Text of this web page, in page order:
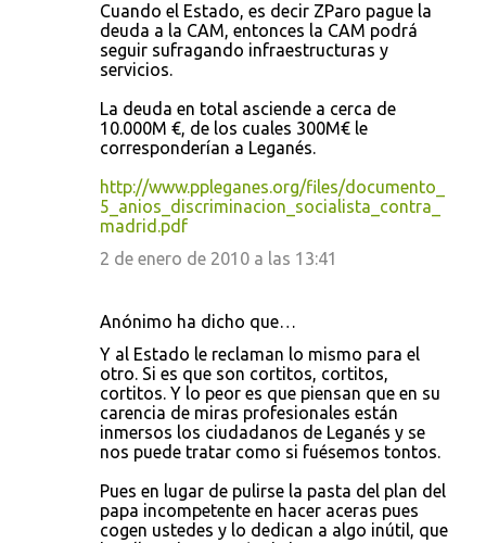
Cuando el Estado, es decir ZParo pague la
deuda a la CAM, entonces la CAM podrá
seguir sufragando infraestructuras y
servicios.
La deuda en total asciende a cerca de
10.000M €, de los cuales 300M€ le
corresponderían a Leganés.
http://www.ppleganes.org/files/documento_
5_anios_discriminacion_socialista_contra_
madrid.pdf
2 de enero de 2010 a las 13:41
Anónimo ha dicho que…
Y al Estado le reclaman lo mismo para el
otro. Si es que son cortitos, cortitos,
cortitos. Y lo peor es que piensan que en su
carencia de miras profesionales están
inmersos los ciudadanos de Leganés y se
nos puede tratar como si fuésemos tontos.
Pues en lugar de pulirse la pasta del plan del
papa incompetente en hacer aceras pues
cogen ustedes y lo dedican a algo inútil, que